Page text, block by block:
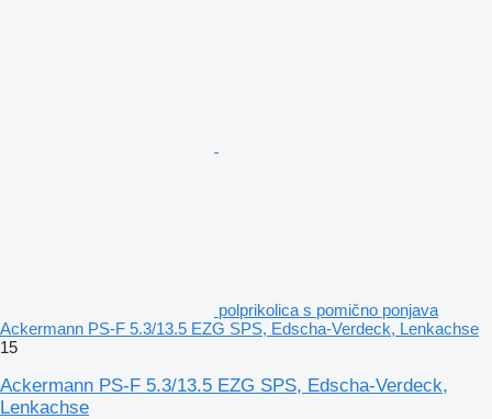
polprikolica s pomično ponjava
Ackermann PS-F 5.3/13.5 EZG SPS, Edscha-Verdeck, Lenkachse
15
Ackermann PS-F 5.3/13.5 EZG SPS, Edscha-Verdeck,
Lenkachse